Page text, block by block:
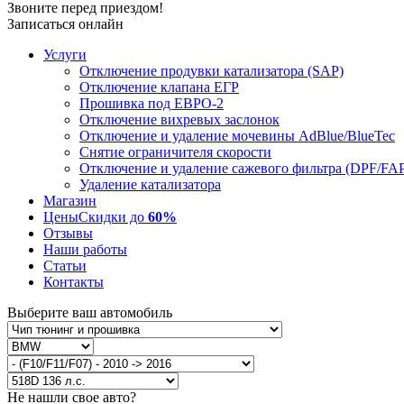
Звоните перед приездом!
Записаться онлайн
Услуги
Отключение продувки катализатора (SAP)
Отключение клапана ЕГР
Прошивка под ЕВРО-2
Отключение вихревых заслонок
Отключение и удаление мочевины AdBlue/BlueTec
Снятие ограничителя скорости
Отключение и удаление сажевого фильтра (DPF/
Удаление катализатора
Магазин
ЦеныСкидки до 60%
Отзывы
Наши работы
Статьи
Контакты
Выберите ваш автомобиль
Не нашли свое авто?